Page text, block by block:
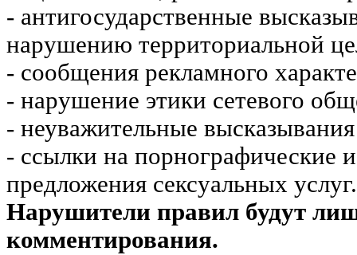
- антигосударственные
нарушению территориальной
- сообщения рекламного
- нарушение этики сетевого
- неуважительные
- ссылки на порнографические
предложения сексуальных услуг.
Нарушители правил будут
комментирования.